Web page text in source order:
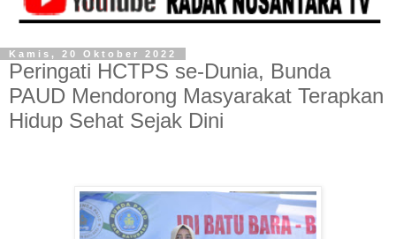
Kamis, 20 Oktober 2022
Peringati HCTPS se-Dunia, Bunda
PAUD Mendorong Masyarakat Terapkan
Hidup Sehat Sejak Dini